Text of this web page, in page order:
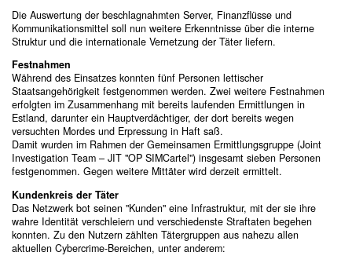
Die Auswertung der beschlagnahmten Server, Finanzflüsse und
Kommunikationsmittel soll nun weitere Erkenntnisse über die interne
Struktur und die internationale Vernetzung der Täter liefern.
Festnahmen
Während des Einsatzes konnten fünf Personen lettischer
Staatsangehörigkeit festgenommen werden. Zwei weitere Festnahmen
erfolgten im Zusammenhang mit bereits laufenden Ermittlungen in
Estland, darunter ein Hauptverdächtiger, der dort bereits wegen
versuchten Mordes und Erpressung in Haft saß.
Damit wurden im Rahmen der Gemeinsamen Ermittlungsgruppe (Joint
Investigation Team – JIT "OP SIMCartel") insgesamt sieben Personen
festgenommen. Gegen weitere Mittäter wird derzeit ermittelt.
Kundenkreis der Täter
Das Netzwerk bot seinen "Kunden" eine Infrastruktur, mit der sie ihre
wahre Identität verschleiern und verschiedenste Straftaten begehen
konnten. Zu den Nutzern zählten Tätergruppen aus nahezu allen
aktuellen Cybercrime-Bereichen, unter anderem: